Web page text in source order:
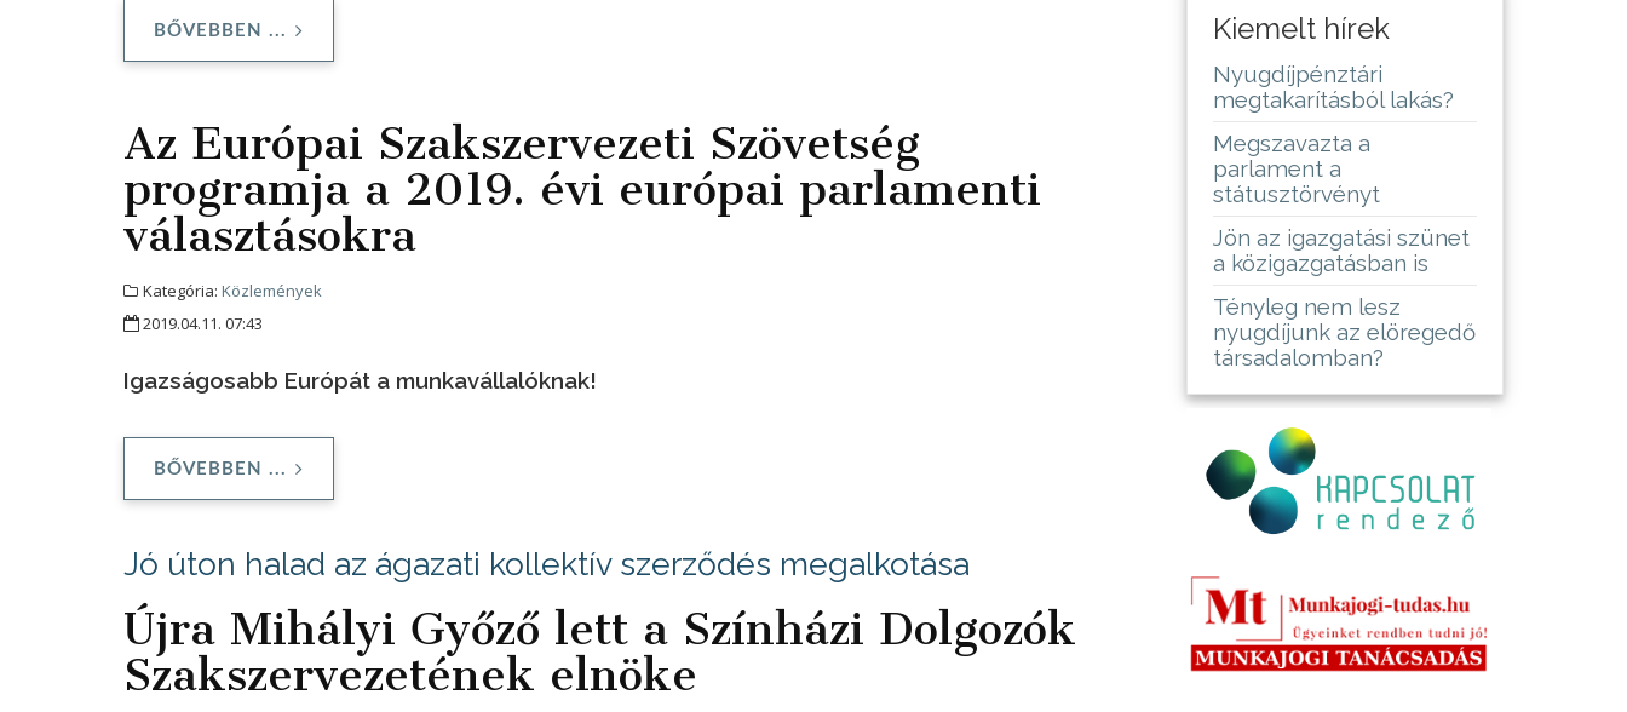
BŐVEBBEN ...
Az Európai Szakszervezeti Szövetség
programja a 2019. évi európai parlamenti
választásokra
Kategória: Közlemények
2019.04.11. 07:43
Igazságosabb Európát a munkavállalóknak!
BŐVEBBEN ...
Jó úton halad az ágazati kollektív szerződés megalkotása
Újra Mihályi Győző lett a Színházi Dolgozók
Szakszervezetének elnöke
Kiemelt hírek
Nyugdíjpénztári
megtakarításból lakás?
Megszavazta a
parlament a
státusztörvényt
Jön az igazgatási szünet
a közigazgatásban is
Tényleg nem lesz
nyugdíjunk az elöregedő
társadalomban?